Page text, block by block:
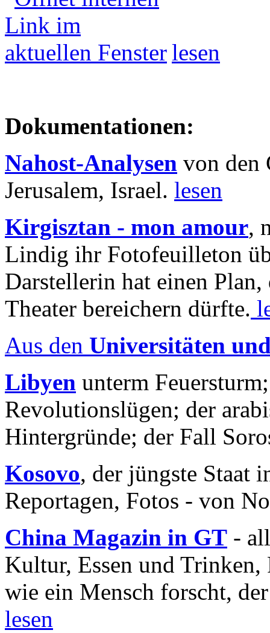
lesen
Dokumentationen:
Nahost-Analysen von den
Jerusalem, Israel. lesen
Kirgisztan - mon amour,
Lindig ihr Fotofeuilleton
Darstellerin hat einen Plan,
Theater bereichern dürfte.
Aus den Universitäten
Libyen unterm
Revolutionslügen; der
Hintergründe; der Fall
Kosovo, der jüngste Staat
Reportagen, Fotos - von
China Magazin in GT -
Kultur, Essen und
wie ein Mensch forscht,
lesen